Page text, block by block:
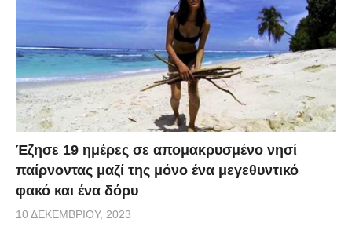
Έζησε 19 ημέρες σε απομακρυσμένο νησί
παίρνοντας μαζί της μόνο ένα μεγεθυντικό
φακό και ένα δόρυ
10 ΔΕΚΕΜΒΡΊΟΥ, 2023